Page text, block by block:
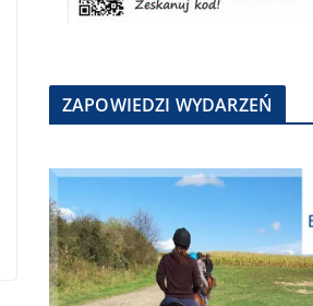
ZAPOWIEDZI WYDARZEŃ